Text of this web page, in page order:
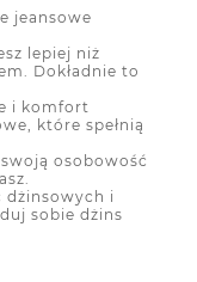
jeansowe
lepiej niż
Dokładnie to
i komfort
które spełnią
osobowość
dżinsowych i
sobie dżins